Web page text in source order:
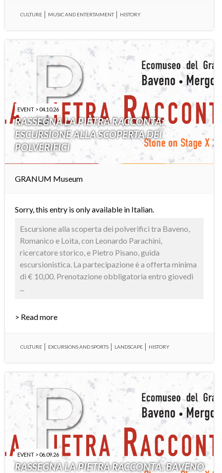
CULTURE MUSIC AND ENTERTAIMENT HISTORY
EVENT > 04.10.26
RASSEGNA LA PIETRA RACCONTA:
ESCURSIONE ALLA SCOPERTA DEI
POLVERIFICI
GRANUM Museum
Sorry, this entry is only available in Italian.
Escursione alla scoperta dei polverifici tra Baveno,
Romanico e Loita, con Leonardo Parachini,
ricercatore storico, e Pietro Pisano, guida
escursionistica. La partecipazione è a offerta minima
di € 10,00. Prenotazione obbligatoria entro giovedì
...
> Read more
CULTURE EXCURSIONS AND SPORTS LANDSCAPE HISTORY
EVENT > 06.09.26
RASSEGNA LA PIETRA RACCONTA: BAVENO